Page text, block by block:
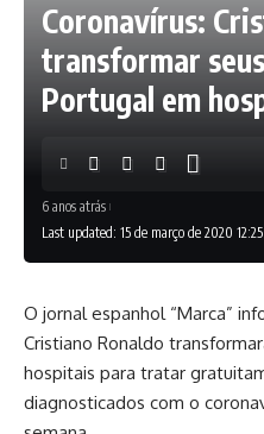
Coronavírus:
transformar
Portugal em
Last updated: 15 de março de 2020 12:25
6 anos atrás
O jornal espanhol “Marca”
Cristiano Ronaldo
hospitais para tratar
diagnosticados com o